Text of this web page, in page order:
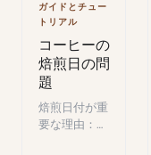
方法。
ガイドとチュー
トリアル
コーヒーの
焙煎日の問
題
焙煎日付が重
要な理由：コ